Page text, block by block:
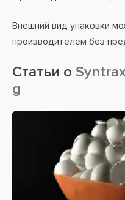
Внешний вид упаковки
производителем без
Статьи о
g